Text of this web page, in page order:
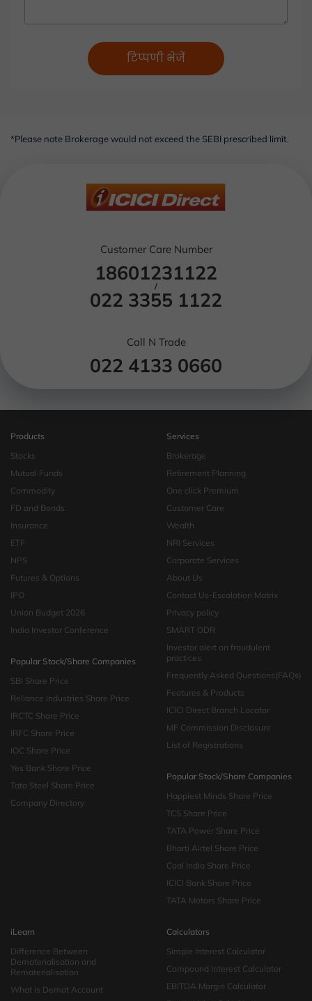
टिप्पणी भेजें
*Please note Brokerage would not exceed the SEBI prescribed limit.
Customer Care Number
18601231122
/
022 3355 1122
Call N Trade
022 4133 0660
Products
Stocks
Mutual Funds
Commodity
FD and Bonds
Insurance
ETF
NPS
Futures & Options
IPO
Union Budget 2026
India Investor Conference
Popular Stock/Share Companies
SBI Share Price
Reliance Industries Share Price
IRCTC Share Price
IRFC Share Price
IOC Share Price
Yes Bank Share Price
Tata Steel Share Price
Company Directory
Services
Brokerage
Retirement Planning
One click Premium
Customer Care
Wealth
NRI Services
Corporate Services
About Us
Contact Us-Escalation Matrix
Privacy policy
SMART ODR
Investor alert on fraudulent
practices
Frequently Asked Questions(FAQs)
Features & Products
ICICI Direct Branch Locator
MF Commission Disclosure
List of Registrations
Popular Stock/Share Companies
Happiest Minds Share Price
TCS Share Price
TATA Power Share Price
Bharti Airtel Share Price
Coal India Share Price
ICICI Bank Share Price
TATA Motors Share Price
iLearn
Difference Between
Dematerialisation and
Rematerialisation
What is Demat Account
Calculators
Simple Interest Calculator
Compound Interest Calculator
EBITDA Margin Calculator